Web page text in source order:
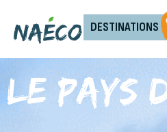
DESTINATIONS
Le Pays